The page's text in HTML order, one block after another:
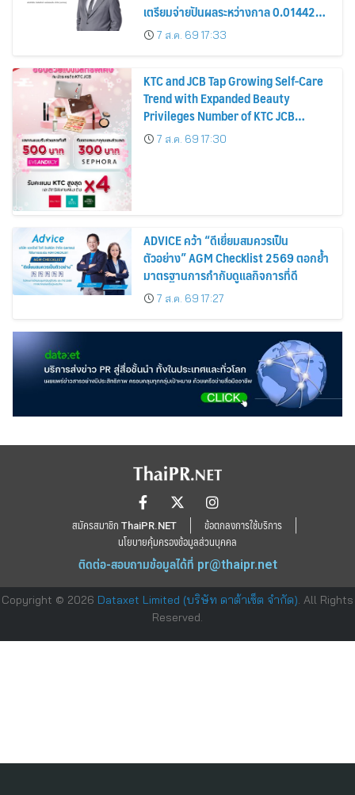
เตรียมจ่ายปันผลระหว่างกาล 0.014423
บาทต่อหุ้น ครึ่งปีหลังมุ่งเติบโตต่อเนื่อง
7 ส.ค. 69 17:33
KTC and JCB Tap Growing Self-Care
Trend with Expanded Beauty
Privileges Number of KTC JCB
Cardmembers Spending on
Cosmetics Rises 26%
7 ส.ค. 69 17:30
ADVICE คว้า “ดีเยี่ยมสมควรเป็น
ตัวอย่าง” AGM Checklist 2569 ตอกย้ำ
มาตรฐานการกำกับดูแลกิจการที่ดี
7 ส.ค. 69 17:27
สมัครสมาชิก ThaiPR.NET
ข้อตกลงการใช้บริการ
นโยบายคุ้มครองข้อมูลส่วนบุคคล
ติดต่อ-สอบถามข้อมูลได้ที่ pr@thaipr.net
Copyright © 2026 Dataxet Limited (บริษัท ดาต้าเซ็ต จำกัด). All Rights
Reserved.